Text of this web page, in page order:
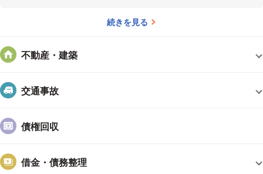
続きを見る
不動産・建築
交通事故
債権回収
借金・債務整理